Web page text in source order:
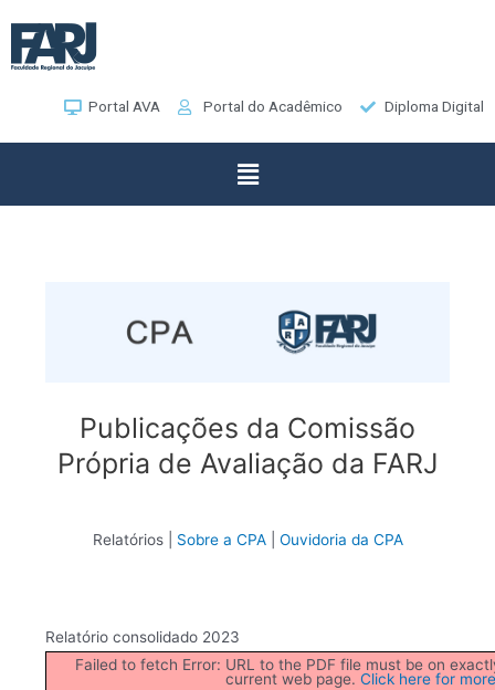
Portal AVA Portal do Acadêmico Diploma Digital
Publicações da Comissão
Própria de Avaliação da FARJ
Relatórios | Sobre a CPA| Ouvidoria da CPA
Relatório consolidado 2023
Failed to fetch Error: URL to the PDF file must be on
current web page.Click here for